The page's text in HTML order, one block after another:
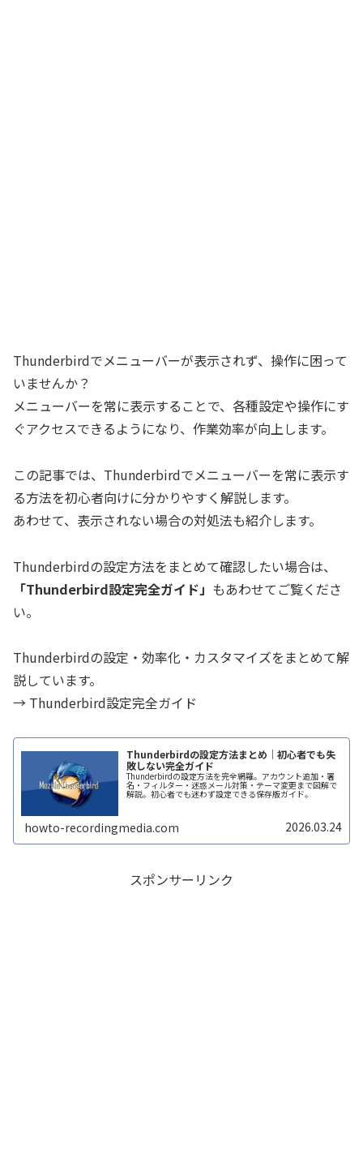
Thunderbirdでメニューバーが表示されず、操作に困って
いませんか？
メニューバーを常に表示することで、各種設定や操作にす
ぐアクセスできるようになり、作業効率が向上します。
この記事では、Thunderbirdでメニューバーを常に表示す
る方法を初心者向けに分かりやすく解説します。
あわせて、表示されない場合の対処法も紹介します。
Thunderbirdの設定方法をまとめて確認したい場合は、
「Thunderbird設定完全ガイド」 もあわせてご覧くださ
い。
Thunderbirdの設定・効率化・カスタマイズをまとめて解
説しています。
→ Thunderbird設定完全ガイド
Thunderbirdの設定方法まとめ｜初心者でも失
敗しない完全ガイド
Thunderbirdの設定方法を完全網羅。アカウント追加・署
名・フィルター・迷惑メール対策・テーマ変更まで図解で
解説。初心者でも迷わず設定できる保存版ガイド。
howto-recordingmedia.com 2026.03.24
スポンサーリンク